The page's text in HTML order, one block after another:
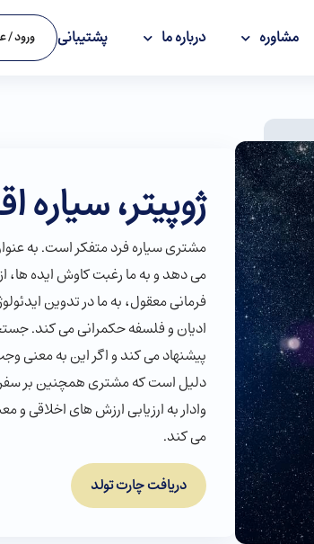
مشاوره درباره ما پشتیبانی ورود /
ژوپیتر، سیاره
مشتری سیاره فرد متفکر است. به
می دهد و به ما رغبت کاوش ایده ها،
فرمانی معقول، به ما در تدوین
ادیان و فلسفه حکمرانی می کند.
پیشنهاد می کند و اگر این به معنی
دلیل است که مشتری همچنین بر
وادار به ارزیابی ارزش های اخلاقی
می کند.
دریافت چارت تولد